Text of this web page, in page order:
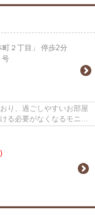
町２丁目」 停歩2分
号
り、過ごしやすいお部屋
る必要がなくなるモニタ